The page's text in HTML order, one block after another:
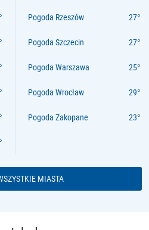
Pogoda Rzeszów
Pogoda Szczecin
Pogoda Warszawa
Pogoda Wrocław
Pogoda Zakopane
MIASTA